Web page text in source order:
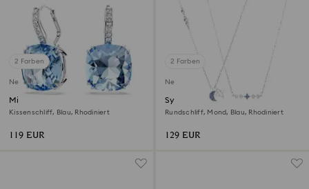
2 Farben
Neu
Millenia Drop-Ohrhänger
Kissenschliff, Blau, Rhodiniert
119 EUR
2 Farben
Neu
Symbolica Halskette
Rundschliff, Mond, Blau, Rhodiniert
129 EUR